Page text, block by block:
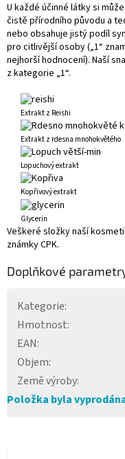
U každé účinné látky si
čistě přírodního původu a
nebo obsahuje jistý podíl
pro citlivější osoby („1“
nejhorší hodnocení). Naší
z kategorie „1“.
Extrakt z Reishi
Extrakt z rdesna mnohokvětého
Lopuchový extrakt
Kopřivový extrakt
Glycerin
Veškeré složky naší
známky CPK.
Doplňkové
Kategorie:
Hmotnost:
EAN:
Objem:
Země výroby:
Položka byla